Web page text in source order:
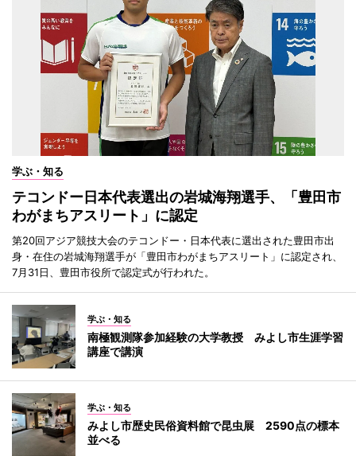
学ぶ・知る
テコンドー日本代表選出の岩城海翔選手、「豊田市
わがまちアスリート」に認定
第20回アジア競技大会のテコンドー・日本代表に選出された豊田市出
身・在住の岩城海翔選手が「豊田市わがまちアスリート」に認定され、
7月31日、豊田市役所で認定式が行われた。
学ぶ・知る
南極観測隊参加経験の大学教授 みよし市生涯学習
講座で講演
学ぶ・知る
みよし市歴史民俗資料館で昆虫展 2590点の標本
並べる